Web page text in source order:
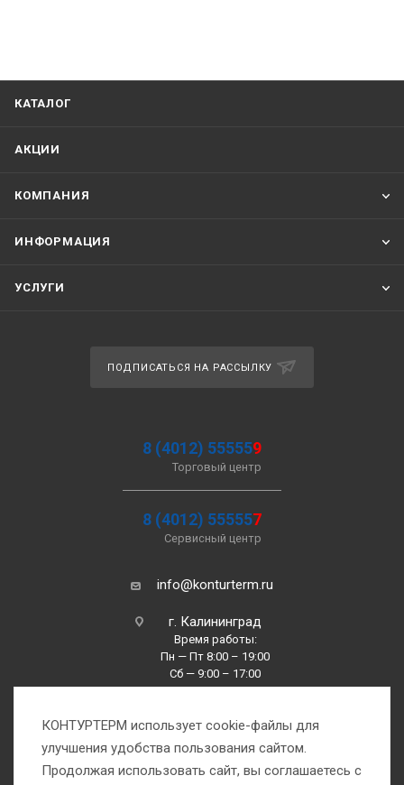
КАТАЛОГ
АКЦИИ
КОМПАНИЯ
ИНФОРМАЦИЯ
УСЛУГИ
ПОДПИСАТЬСЯ НА РАССЫЛКУ
8 (4012) 555559
Торговый центр
8 (4012) 555557
Сервисный центр
info@konturterm.ru
г. Калининград
Время работы:
Пн — Пт 8:00 – 19:00
Сб — 9:00 – 17:00
Вс —10:00 – 16:00
КОНТУРТЕРМ использует cookie-файлы для
улучшения удобства пользования сайтом.
Продолжая использовать сайт, вы соглашаетесь с